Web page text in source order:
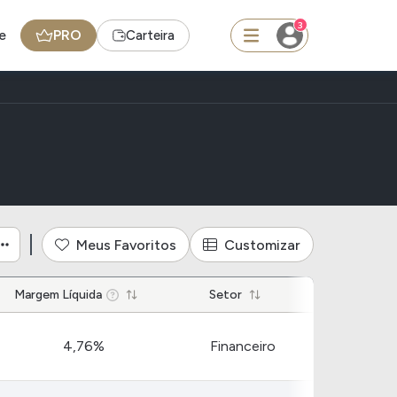
PRO Carteira
3
Ferramenta
Dividendos
Ideias
Radar do Dividendo Inteligente
Meus Favoritos Customizar
Margem Líquida Setor
4,76% Financeiro